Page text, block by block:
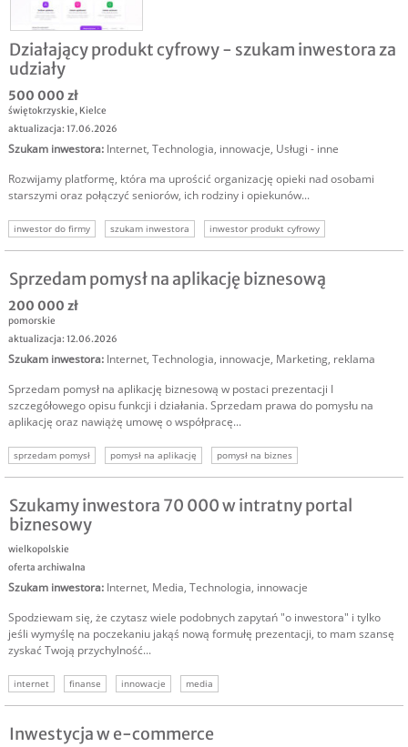
Działający produkt cyfrowy - szukam inwestora za
udziały
500 000 zł
świętokrzyskie, Kielce
aktualizacja: 17.06.2026
Szukam inwestora: Internet, Technologia, innowacje, Usługi - inne
Rozwijamy platformę, która ma uprościć organizację opieki nad osobami
starszymi oraz połączyć seniorów, ich rodziny i opiekunów...
inwestor do firmy szukam inwestora
inwestor produkt cyfrowy
szukam kapitału
Sprzedam pomysł na aplikację biznesową
200 000 zł
pomorskie
aktualizacja: 12.06.2026
Szukam inwestora: Internet, Technologia, innowacje, Marketing, reklama
Sprzedam pomysł na aplikację biznesową w postaci prezentacji I
szczegółowego opisu funkcji i działania. Sprzedam prawa do pomysłu na
aplikację oraz nawiążę umowę o współpracę...
sprzedam pomysł pomysł na aplikację pomysł na biznes
Szukamy inwestora 70 000 w intratny portal
biznesowy
wielkopolskie
oferta archiwalna
Szukam inwestora: Internet, Media, Technologia, innowacje
Spodziewam się, że czytasz wiele podobnych zapytań "o inwestora" i tylko
jeśli wymyślę na poczekaniu jakąś nową formułę prezentacji, to mam szansę
zyskać Twoją przychylność...
internet finanse innowacje media
Inwestycja w e-commerce